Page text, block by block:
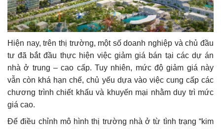
Hiện nay, trên thị trường, một số doanh nghiệp và chủ đầu
tư đã bắt đầu thực hiện việc giảm giá bán tại các dự án
nhà ở trung – cao cấp. Tuy nhiên, mức độ giảm giá này
vẫn còn khá hạn chế, chủ yếu dựa vào việc cung cấp các
chương trình chiết khấu và khuyến mại nhằm duy trì mức
giá cao.
Để điều chỉnh mô hình thị trường nhà ở từ tình trạng “kim